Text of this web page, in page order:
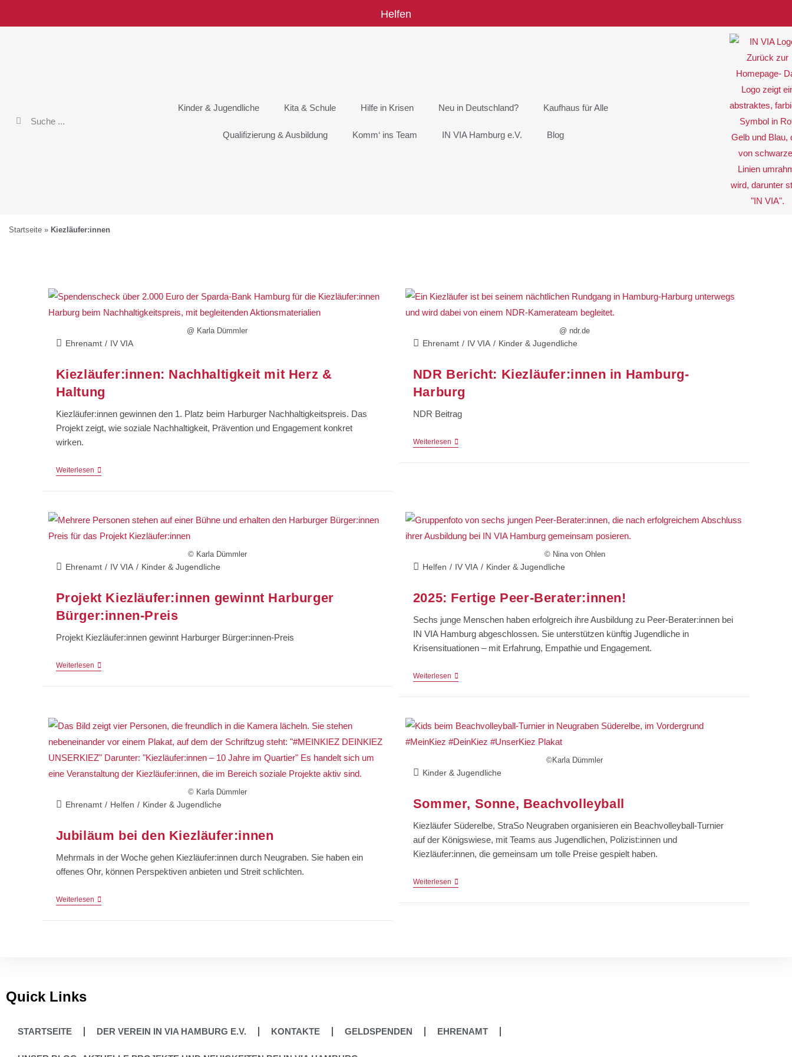
Helfen
Kinder & Jugendliche Kita & Schule Hilfe in Krisen Neu in Deutschland? Kaufhaus für Alle
Qualifizierung & Ausbildung Komm‘ ins Team IN VIA Hamburg e.V. Blog
Startseite » Kiezläufer:innen
@ Karla Dümmler
Ehrenamt / IV VIA
Kiezläufer:innen: Nachhaltigkeit mit Herz &
Haltung
Kiezläufer:innen gewinnen den 1. Platz beim Harburger Nachhaltigkeitspreis. Das
Projekt zeigt, wie soziale Nachhaltigkeit, Prävention und Engagement konkret
wirken.
Weiterlesen
@ ndr.de
Ehrenamt / IV VIA / Kinder & Jugendliche
NDR Bericht: Kiezläufer:innen in Hamburg-
Harburg
NDR Beitrag
Weiterlesen
© Karla Dümmler
Ehrenamt / IV VIA / Kinder & Jugendliche
Projekt Kiezläufer:innen gewinnt Harburger
Bürger:innen-Preis
Projekt Kiezläufer:innen gewinnt Harburger Bürger:innen-Preis
Weiterlesen
© Nina von Ohlen
Helfen / IV VIA / Kinder & Jugendliche
2025: Fertige Peer-Berater:innen!
Sechs junge Menschen haben erfolgreich ihre Ausbildung zu Peer-Berater:innen bei
IN VIA Hamburg abgeschlossen. Sie unterstützen künftig Jugendliche in
Krisensituationen – mit Erfahrung, Empathie und Engagement.
Weiterlesen
© Karla Dümmler
Ehrenamt / Helfen / Kinder & Jugendliche
Jubiläum bei den Kiezläufer:innen
Mehrmals in der Woche gehen Kiezläufer:innen durch Neugraben. Sie haben ein
offenes Ohr, können Perspektiven anbieten und Streit schlichten.
Weiterlesen
©Karla Dümmler
Kinder & Jugendliche
Sommer, Sonne, Beachvolleyball
Kiezläufer Süderelbe, StraSo Neugraben organisieren ein Beachvolleyball-Turnier
auf der Königswiese, mit Teams aus Jugendlichen, Polizist:innen und
Kiezläufer:innen, die gemeinsam um tolle Preise gespielt haben.
Weiterlesen
Quick Links
STARTSEITE DER VEREIN IN VIA HAMBURG E.V. KONTAKTE GELDSPENDEN EHRENAMT